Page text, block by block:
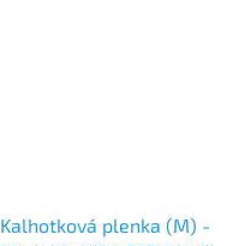
Kalhotková plenka (M) -